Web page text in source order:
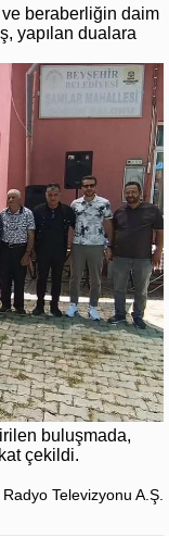
beraberliğin daim
yapılan dualara
buluşmada,
çekildi.
Televizyonu A.Ş.